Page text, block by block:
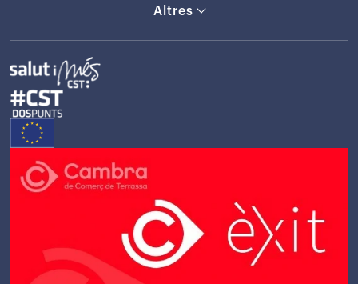
Altres